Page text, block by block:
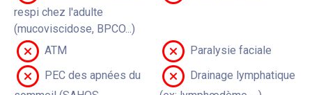
respi chez l'adulte
(mucoviscidose, BPCO...)
ATM
Paralysie faciale
PEC des apnées du
Drainage lymphatique